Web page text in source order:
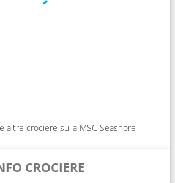
altre crociere sulla MSC Seashore
CROCIERE